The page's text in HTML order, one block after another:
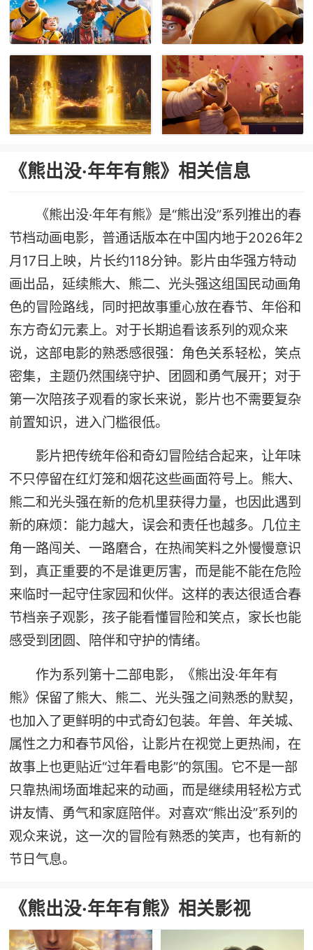
《熊出没·年年有熊》相关信息
《熊出没·年年有熊》是“熊出没”系列推出的春
节档动画电影，普通话版本在中国内地于2026年2
月17日上映，片长约118分钟。影片由华强方特动
画出品，延续熊大、熊二、光头强这组国民动画角
色的冒险路线，同时把故事重心放在春节、年俗和
东方奇幻元素上。对于长期追看该系列的观众来
说，这部电影的熟悉感很强：角色关系轻松，笑点
密集，主题仍然围绕守护、团圆和勇气展开；对于
第一次陪孩子观看的家长来说，影片也不需要复杂
前置知识，进入门槛很低。
影片把传统年俗和奇幻冒险结合起来，让年味
不只停留在红灯笼和烟花这些画面符号上。熊大、
熊二和光头强在新的危机里获得力量，也因此遇到
新的麻烦：能力越大，误会和责任也越多。几位主
角一路闯关、一路磨合，在热闹笑料之外慢慢意识
到，真正重要的不是谁更厉害，而是能不能在危险
来临时一起守住家园和伙伴。这样的表达很适合春
节档亲子观影，孩子能看懂冒险和笑点，家长也能
感受到团圆、陪伴和守护的情绪。
作为系列第十二部电影，《熊出没·年年有
熊》保留了熊大、熊二、光头强之间熟悉的默契，
也加入了更鲜明的中式奇幻包装。年兽、年关城、
属性之力和春节风俗，让影片在视觉上更热闹，在
故事上也更贴近“过年看电影”的氛围。它不是一部
只靠热闹场面堆起来的动画，而是继续用轻松方式
讲友情、勇气和家庭陪伴。对喜欢“熊出没”系列的
观众来说，这一次的冒险有熟悉的笑声，也有新的
节日气息。
《熊出没·年年有熊》相关影视